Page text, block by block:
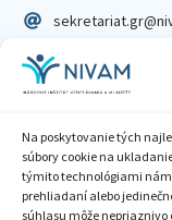
Na poskytovanie tých
súbory cookie na
týmito technológiami nám
prehliadaní alebo
súhlasu môže
IČO: 00164348
DIČ: 2020798714